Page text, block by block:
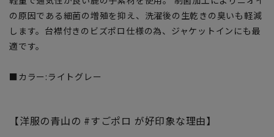
の原因である細菌の増殖を抑え、洗濯後の生乾きの臭いも軽減
します。台襟付きのビズポロ仕様の為、ジャケットインにも最
適です。
■カラー:ライトグレー
【洋服の青山の #すごポロ が好印象な理由】